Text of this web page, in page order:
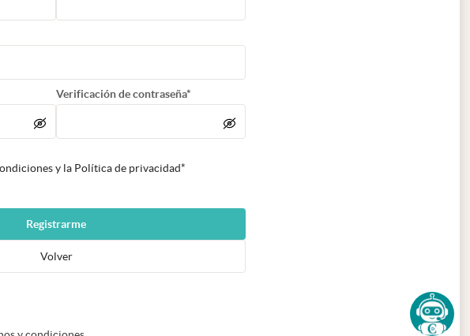
Verificación de contraseña*
y la Política de privacidad*
Registrarme
Volver